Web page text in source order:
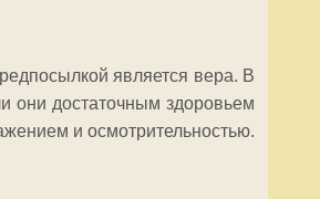
является вера. В
они достаточным здоровьем
и осмотрительностью.